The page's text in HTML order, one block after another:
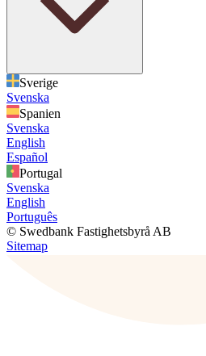
Sverige
Svenska
Spanien
Svenska
English
Español
Portugal
Svenska
English
Português
© Swedbank Fastighetsbyrå AB
Sitemap